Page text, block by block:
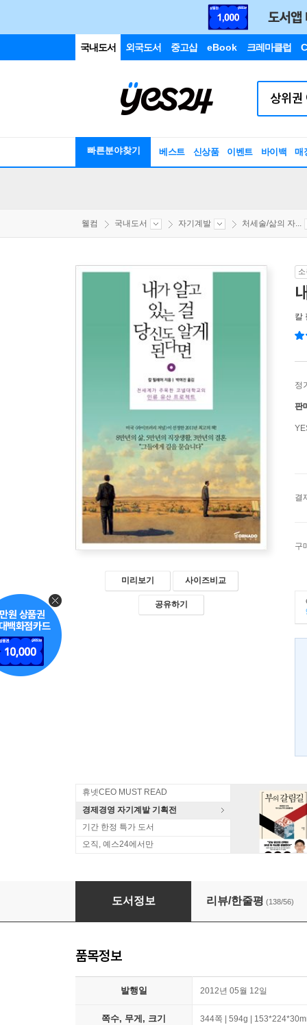
국내도서 외국도서 중고샵 eBook 크레마클럽
빠른분야찾기 베스트 신상품 이벤트 바이백 매
웰컴 국내도서 자기계발 처세술/삶의 자...
미리보기 사이즈비교
공유하기
칼
정
판
결
구
휴넷CEO MUST READ
경제경영 자기계발 기획전
기간 한정 특가 도서
오직, 예스24에서만
내가 알고 있는 걸 당신도 알게 된다면
도서정보 리뷰/한줄평 (138/56)
품목정보
발행일 2012년 05월 12일
쪽수, 무게, 크기 344쪽 | 594g |